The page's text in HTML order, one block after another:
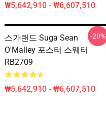
₩5,642,910 - ₩6,607,510
스가랜드 Suga Sean
O'Malley 포스터 스웨터
RB2709
₩5,642,910 - ₩6,607,510
-20%